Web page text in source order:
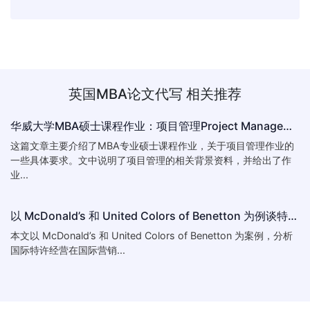
英国MBA论文代写 相关推荐
华威大学MBA硕士课程作业：项目管理Project Management Coursework
这篇文章主要介绍了MBA专业硕士课程作业，关于项目管理作业的
一些具体要求。文中说明了项目管理的相关背景资料，并给出了作
业...
以 McDonald’s 和 United Colors of Benetton 为例谈特许经营如何进行国际营销
本文以 McDonald’s 和 United Colors of Benetton 为案例，分析
国际特许经营在国际营销...